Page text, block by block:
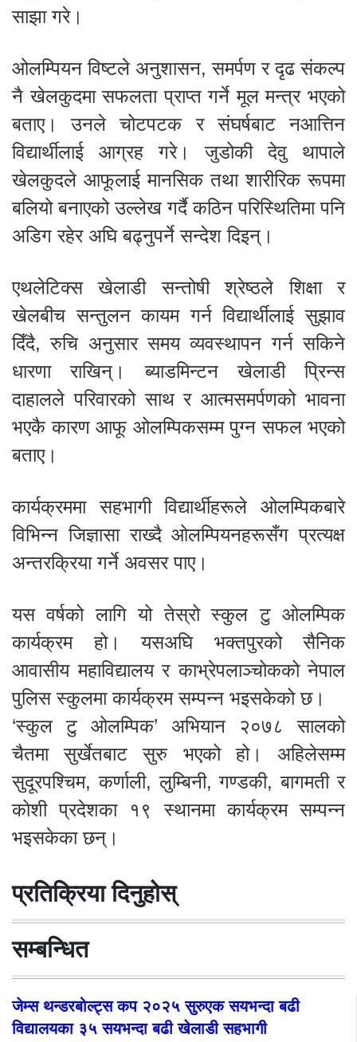
साझा गरे।
ओलम्पियन विष्टले अनुशासन, समर्पण र दृढ संकल्प
नै खेलकुदमा सफलता प्राप्त गर्ने मूल मन्त्र भएको
बताए। उनले चोटपटक र संघर्षबाट नआत्तिन
विद्यार्थीलाई आग्रह गरे। जुडोकी देवु थापाले
खेलकुदले आफूलाई मानसिक तथा शारीरिक रूपमा
बलियो बनाएको उल्लेख गर्दै कठिन परिस्थितिमा पनि
अडिग रहेर अघि बढ्नुपर्ने सन्देश दिइन्।
एथलेटिक्स खेलाडी सन्तोषी श्रेष्ठले शिक्षा र
खेलबीच सन्तुलन कायम गर्न विद्यार्थीलाई सुझाव
दिँदै, रुचि अनुसार समय व्यवस्थापन गर्न सकिने
धारणा राखिन्। ब्याडमिन्टन खेलाडी प्रिन्स
दाहालले परिवारको साथ र आत्मसमर्पणको भावना
भएकै कारण आफू ओलम्पिकसम्म पुग्न सफल भएको
बताए।
कार्यक्रममा सहभागी विद्यार्थीहरूले ओलम्पिकबारे
विभिन्न जिज्ञासा राख्दै ओलम्पियनहरूसँग प्रत्यक्ष
अन्तरक्रिया गर्ने अवसर पाए।
यस वर्षको लागि यो तेस्रो स्कुल टु ओलम्पिक
कार्यक्रम हो। यसअघि भक्तपुरको सैनिक
आवासीय महाविद्यालय र काभ्रेपलाञ्चोकको नेपाल
पुलिस स्कुलमा कार्यक्रम सम्पन्न भइसकेको छ।
‘स्कुल टु ओलम्पिक’ अभियान २०७८ सालको
चैतमा सुर्खेतबाट सुरु भएको हो। अहिलेसम्म
सुदूरपश्चिम, कर्णाली, लुम्बिनी, गण्डकी, बागमती र
कोशी प्रदेशका १९ स्थानमा कार्यक्रम सम्पन्न
भइसकेका छन्।
प्रतिक्रिया दिनुहोस्
सम्बन्धित
जेम्स थन्डरबोल्ट्स कप २०२५ सुरुएक सयभन्दा बढी
विद्यालयका ३५ सयभन्दा बढी खेलाडी सहभागी